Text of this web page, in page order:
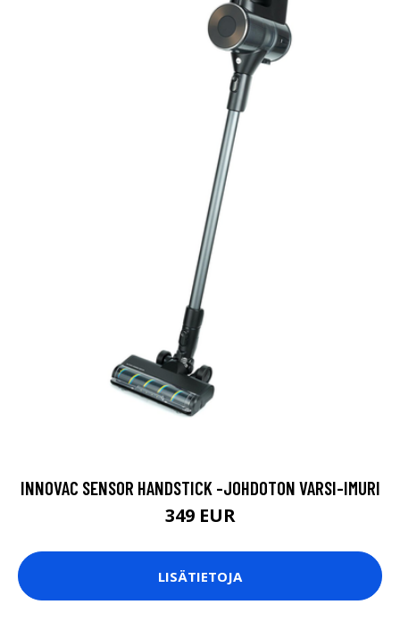
INNOVAC SENSOR HANDSTICK -JOHDOTON VARSI-IMURI
349 EUR
LISÄTIETOJA